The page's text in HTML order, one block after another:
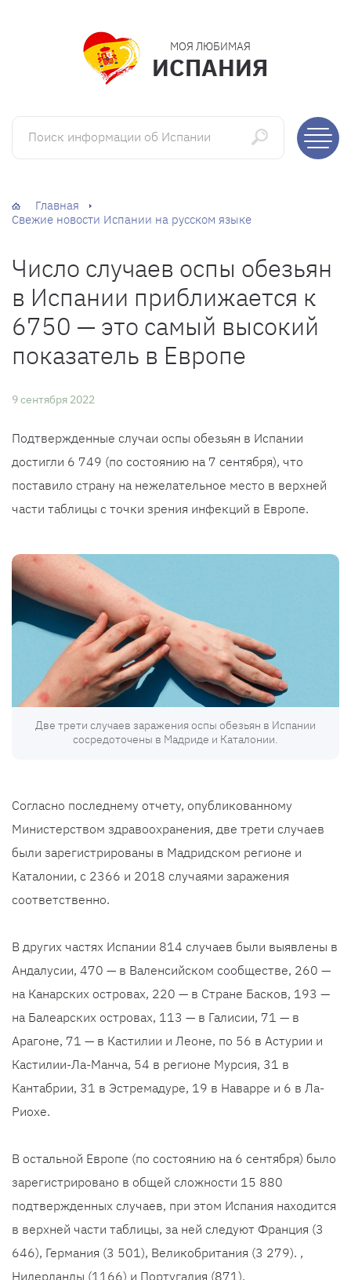
МОЯ ЛЮБИМАЯ
ИСПАНИЯ
Поиск информации об Испании
Главная
Свежие новости Испании на русском языке
Число случаев оспы обезьян
в Испании приближается к
6750 — это самый высокий
показатель в Европе
9 сентября 2022
Подтвержденные случаи оспы обезьян в Испании
достигли 6 749 (по состоянию на 7 сентября), что
поставило страну на нежелательное место в верхней
части таблицы с точки зрения инфекций в Европе.
Две трети случаев заражения оспы обезьян в Испании
сосредоточены в Мадриде и Каталонии.
Согласно последнему отчету, опубликованному
Министерством здравоохранения, две трети случаев
были зарегистрированы в Мадридском регионе и
Каталонии, с 2366 и 2018 случаями заражения
соответственно.
В других частях Испании 814 случаев были выявлены в
Андалусии, 470 — в Валенсийском сообществе, 260 —
на Канарских островах, 220 — в Стране Басков, 193 —
на Балеарских островах, 113 — в Галисии, 71 — в
Арагоне, 71 — в Кастилии и Леоне, по 56 в Астурии и
Кастилии-Ла-Манча, 54 в регионе Мурсия, 31 в
Кантабрии, 31 в Эстремадуре, 19 в Наварре и 6 в Ла-
Риохе.
В остальной Европе (по состоянию на 6 сентября) было
зарегистрировано в общей сложности 15 880
подтвержденных случаев, при этом Испания находится
в верхней части таблицы, за ней следуют Франция (3
646), Германия (3 501), Великобритания (3 279). ,
Нидерланды (1166) и Португалия (871).